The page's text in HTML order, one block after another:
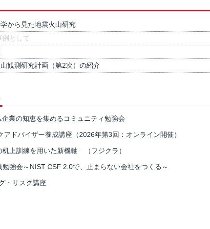
から見た地震火山研究
例として
観測研究計画（第2次）の紹介
業の知恵を集めるコミュニティ勉強会
アドバイザー養成講座（2026年第3回：オンライン開催）
机上訓練を用いた新機軸 （フジクラ）
強会～NIST CSF 2.0で、止まらない会社をつくる～
・リスク講座